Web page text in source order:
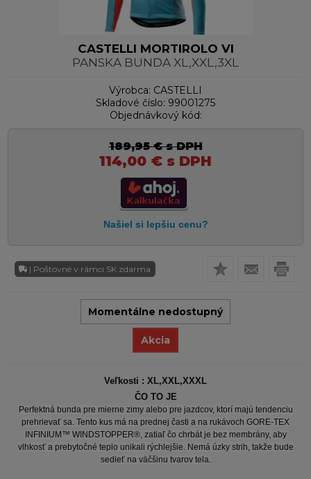
CASTELLI MORTIROLO VI
PANSKA BUNDA XL,XXL,3XL
Výrobca: CASTELLI
Skladové číslo: 99001275
Objednávkový kód:
189,95 €s DPH
114,00 € s DPH
| Poštovné v rámci SK zdarma
Momentálne nedostupný
Akcia
Veľkosti : XL,XXL,XXXL
ČO TO JE
Perfektná bunda pre mierne zimy alebo pre jazdcov, ktorí majú tendenciu
prehrievať sa. Tento kus má na prednej časti a na rukávoch GORE-TEX
INFINIUM™ WINDSTOPPER®, zatiaľ čo chrbát je bez membrány, aby
vlhkosť a prebytočné teplo unikali rýchlejšie. Nemá úzky strih, takže bude
sedieť na väčšinu tvarov tela.